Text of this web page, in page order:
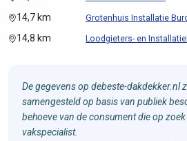
14,7 km Grotenhuis Installatie
14,8 km Loodgieters- en
De gegevens op debeste-dakdekker.nl
samengesteld op basis van publiek
behoeve van de consument die op zoek
vakspecialist.